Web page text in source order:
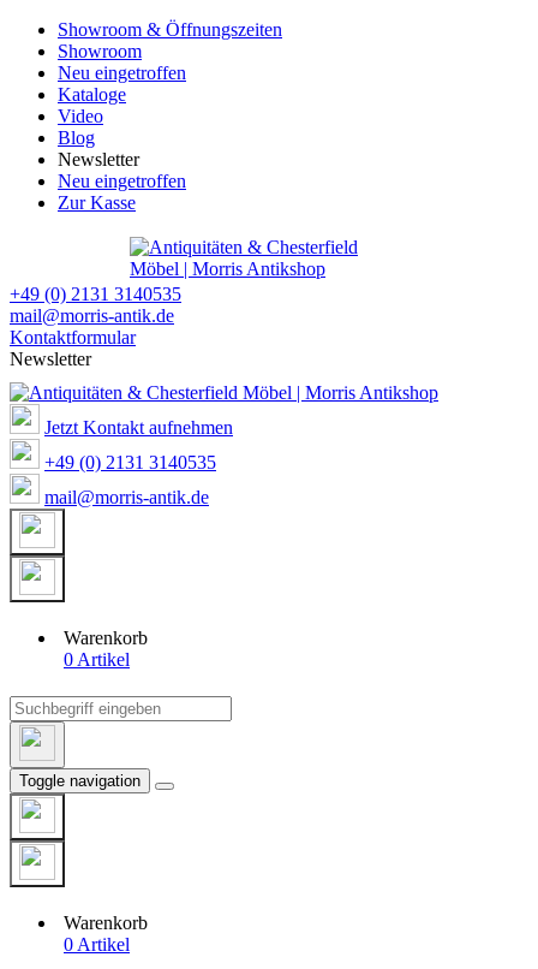
Showroom & Öffnungszeiten
Showroom
Neu eingetroffen
Kataloge
Video
Blog
Newsletter
Neu eingetroffen
Zur Kasse
+49 (0) 2131 3140535
mail@morris-antik.de
Kontaktformular
Newsletter
Jetzt Kontakt aufnehmen
+49 (0) 2131 3140535
mail@morris-antik.de
Warenkorb
0 Artikel
Toggle navigation
Warenkorb
0 Artikel